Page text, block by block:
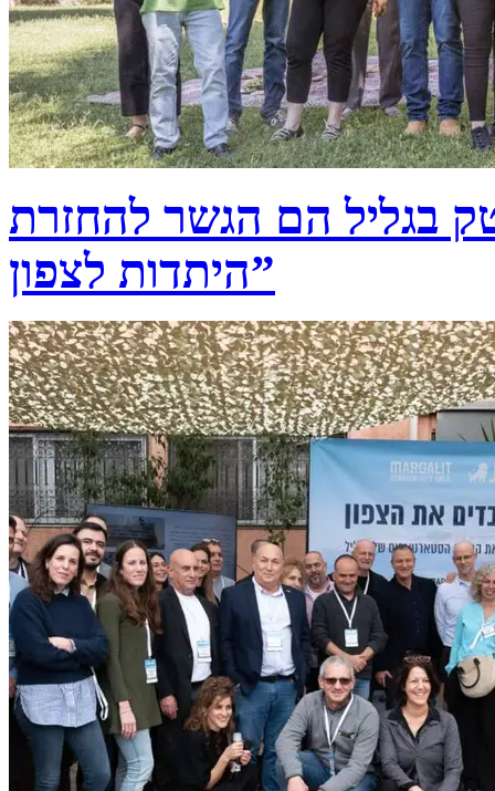
בגליל הם הגשר להחזרת
היתדות לצפון”